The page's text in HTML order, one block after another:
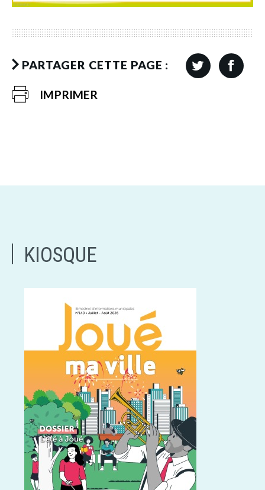
PARTAGER CETTE PAGE :
IMPRIMER
KIOSQUE